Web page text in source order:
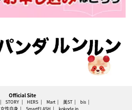
Official Site
STORY HERS Mart 美ST
bis